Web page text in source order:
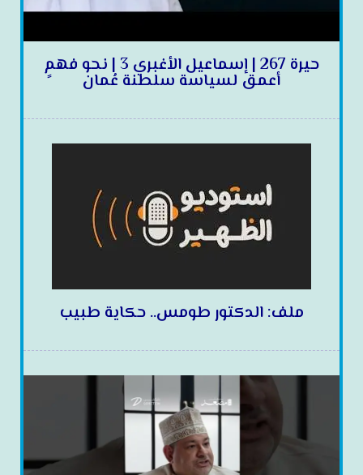
حيرة 267 | إسماعيل الأغبري 3 | نحو فهمٍ
أعمق لسياسة سلطنة عُمان
ملف: الدكتور طومس.. حكاية طبيب